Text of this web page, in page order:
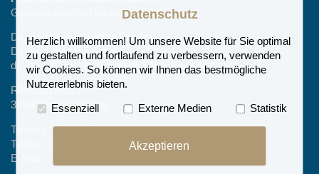
Gynäkologische Gemeinschaftspraxis
Dr. med. Heike Bettina Szczes
Dr. med. André Szczes
dr. med. (Univ. Semmelweis) Alexander Szczes
Ritterbrunnen 7
38100 Braunschweig
Telefon:
0531 49498
Telefax: 0531 1219023
E-Mail:
Datenschutz
Herzlich willkommen! Um unsere Website für Sie optimal
zu gestalten und fortlaufend zu verbessern, verwenden
wir Cookies. So können wir Ihnen das bestmögliche
Nutzererlebnis bieten.
Essenziell Externe Medien Statistik
Akzeptieren